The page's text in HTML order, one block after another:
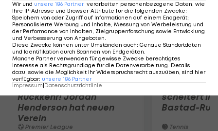
Premier-League-
Rückkehr! Jordan
Henderson hat neuen
Verein
Premier League
Sebastian
scheitert in
Bastad-
Tennis
Wir und unsere 186 Partner verarbeiten personenbezogene Daten, wie
Ihre IP-Adresse und Browser-Attribute für die folgenden Zwecke:
Speichern von oder Zugriff auf Informationen auf einem Endgerät;
Personalisierte Werbung und Inhalte, Messung von Werbeleistung und
der Performance von Inhalten, Zielgruppenforschung sowie Entwicklung
und Verbesserung von Angeboten.
Diese Zwecke können unter Umständen auch: Genaue Standortdaten
und Identifikation durch Scannen von Endgeräten.
Manche Partner verwenden für gewisse Zwecke berechtigtes
Interesse als Rechtsgrundlage für die Datenverarbeitung. Details
dazu, sowie die Möglichkeit Ihr Widerspruchsrecht auszuüben, sind hier
verfügbar: unsere 186 Partner
Impressum Datenschutzrichtlinie